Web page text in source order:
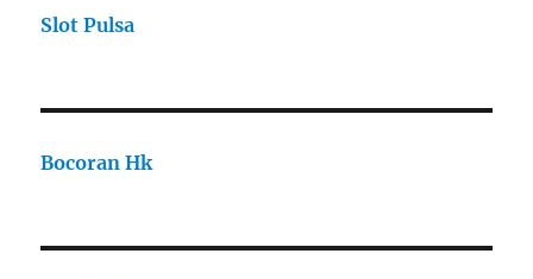
Slot Pulsa
Bocoran Hk